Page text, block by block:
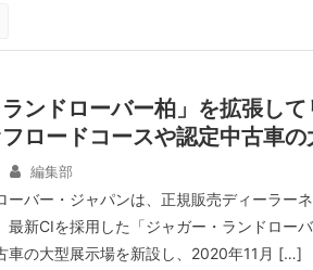
ランドローバー柏」を拡張し
ロードコースや認定中古車
編集部
ーバー・ジャパンは、正規販売ディーラー
最新CIを採用した「ジャガー・ランドロー
車の大型展示場を新設し、2020年11月 […]